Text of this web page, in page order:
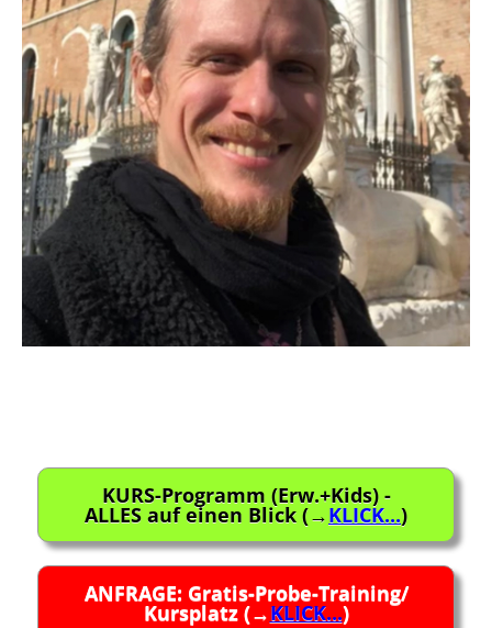
KURS-Programm (Erw.+Kids) -
ALLES auf einen Blick (→KLICK...)
ANFRAGE: Gratis-Probe-Training/
Kursplatz (→KLICK...)